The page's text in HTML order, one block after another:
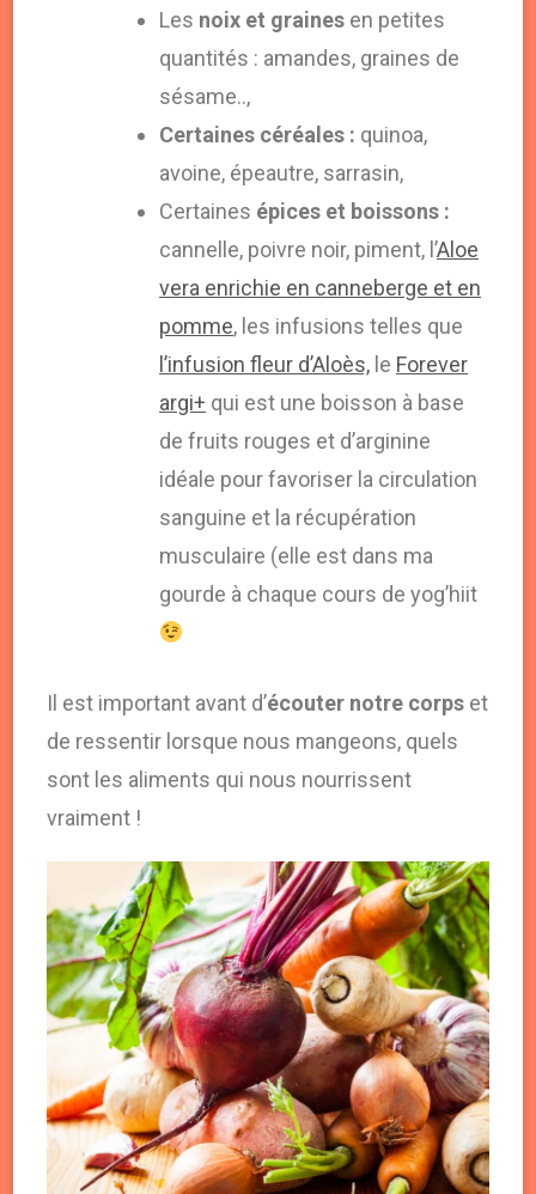
Les noix et graines en petites
quantités : amandes, graines de
sésame..,
Certaines céréales : quinoa,
avoine, épeautre, sarrasin,
Certaines épices et boissons :
cannelle, poivre noir, piment, l’Aloe
vera enrichie en canneberge et en
pomme, les infusions telles que
l’infusion fleur d’Aloès, le Forever
argi+ qui est une boisson à base
de fruits rouges et d’arginine
idéale pour favoriser la circulation
sanguine et la récupération
musculaire (elle est dans ma
gourde à chaque cours de yog’hiit
Il est important avant d’écouter notre corps et
de ressentir lorsque nous mangeons, quels
sont les aliments qui nous nourrissent
vraiment !